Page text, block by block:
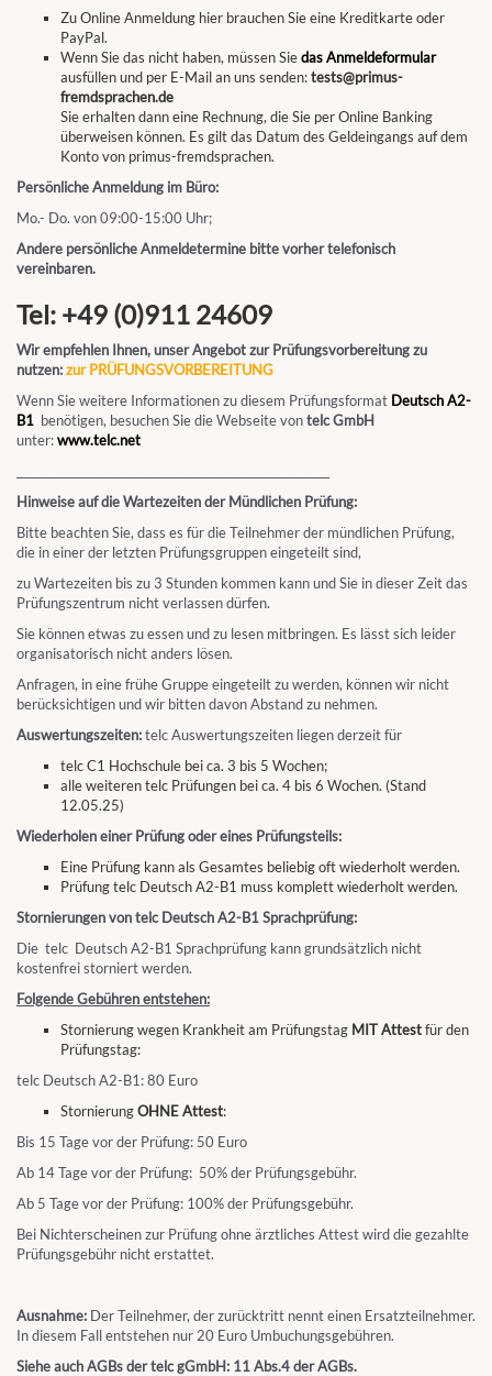
Zu Online Anmeldung hier brauchen Sie eine Kreditkarte oder
PayPal.
Wenn Sie das nicht haben, müssen Siedas Anmeldeformular
ausfüllen und per E-Mail an uns senden:tests@primus-
fremdsprachen.de
Sie erhalten dann eine Rechnung, die Sie per Online Banking
überweisen können. Es gilt das Datum des Geldeingangs auf dem
Konto von primus-fremdsprachen.
Persönliche Anmeldung im Büro:
Mo.- Do. von 09:00-15:00 Uhr;
Andere persönliche Anmeldetermine bitte vorher telefonisch
vereinbaren.
Tel: +49 (0)911 24609
Wir empfehlen Ihnen, unser Angebot zur Prüfungsvorbereitung zu
nutzen:zur PRÜFUNGSVORBEREITUNG
Wenn Sie weitere Informationen zu diesem Prüfungsformat Deutsch A2-
B1 benötigen, besuchen Sie die Webseite vontelc GmbH
unter:www.telc.net
Hinweise auf die Wartezeiten der Mündlichen Prüfung:
Bitte beachten Sie, dass es für die Teilnehmer der mündlichen Prüfung,
die in einer der letzten Prüfungsgruppen eingeteilt sind,
zu Wartezeiten bis zu 3 Stunden kommen kann und Sie in dieser Zeit das
Prüfungszentrum nicht verlassen dürfen.
Sie können etwas zu essen und zu lesen mitbringen. Es lässt sich leider
organisatorisch nicht anders lösen.
Anfragen, in eine frühe Gruppe eingeteilt zu werden, können wir nicht
berücksichtigen und wir bitten davon Abstand zu nehmen.
Auswertungszeiten:telc Auswertungszeiten liegen derzeit für
telc C1 Hochschule bei ca. 3 bis 5 Wochen;
alle weiteren telc Prüfungen bei ca. 4 bis 6 Wochen. (Stand
12.05.25)
Wiederholen einer Prüfung oder eines Prüfungsteils:
Eine Prüfung kann als Gesamtes beliebig oft wiederholt werden.
Prüfung telc Deutsch A2-B1 muss komplett wiederholt werden.
Stornierungen von telc Deutsch A2-B1 Sprachprüfung:
Die telc Deutsch A2-B1 Sprachprüfung kann grundsätzlich nicht
kostenfrei storniert werden.
Folgende Gebühren entstehen:
Stornierung wegen Krankheit am Prüfungstag MIT Attestfür den
Prüfungstag:
telc Deutsch A2-B1: 80 Euro
StornierungOHNE Attest:
Bis 15 Tage vor der Prüfung: 50 Euro
Ab 14 Tage vor der Prüfung: 50% der Prüfungsgebühr.
Ab 5 Tage vor der Prüfung: 100% der Prüfungsgebühr.
Bei Nichterscheinen zur Prüfung ohne ärztliches Attest wird die gezahlte
Prüfungsgebühr nicht erstattet.
Ausnahme: Der Teilnehmer, der zurücktritt nennt einen Ersatzteilnehmer.
In diesem Fall entstehen nur 20 Euro Umbuchungsgebühren.
Siehe auch AGBs der telc gGmbH: 11 Abs.4 der AGBs.